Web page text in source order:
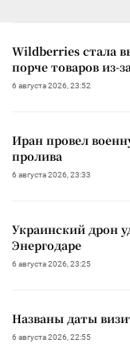
Wildberries стала
порче товаров из-
6 августа 2026, 23:52
Иран провел
пролива
6 августа 2026, 23:33
Украинский дрон
Энергодаре
6 августа 2026, 23:25
Названы даты
6 августа 2026, 22:55